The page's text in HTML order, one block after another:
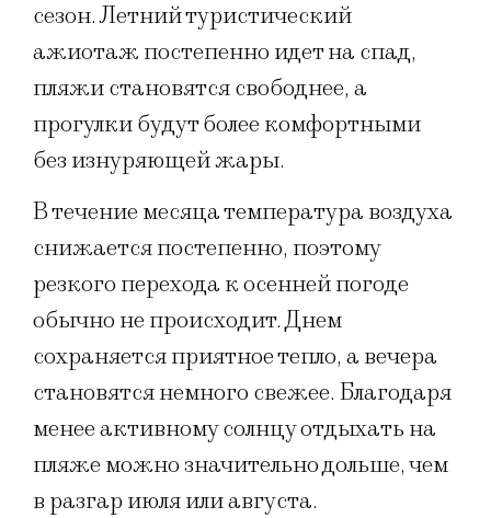
сезон. Летний туристический
ажиотаж постепенно идет на спад,
пляжи становятся свободнее, а
прогулки будут более комфортными
без изнуряющей жары.
В течение месяца температура воздуха
снижается постепенно, поэтому
резкого перехода к осенней погоде
обычно не происходит. Днем
сохраняется приятное тепло, а вечера
становятся немного свежее. Благодаря
менее активному солнцу отдыхать на
пляже можно значительно дольше, чем
в разгар июля или августа.